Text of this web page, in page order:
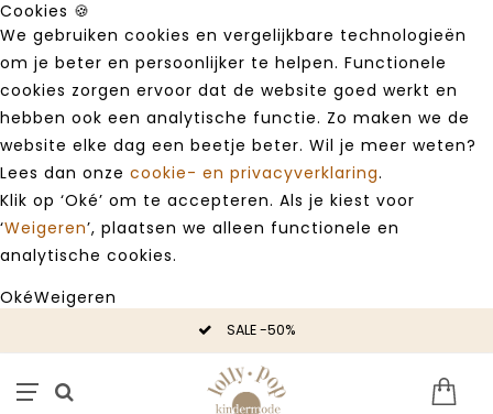
Cookies 🍪
We gebruiken cookies en vergelijkbare technologieën
om je beter en persoonlijker te helpen. Functionele
cookies zorgen ervoor dat de website goed werkt en
hebben ook een analytische functie. Zo maken we de
website elke dag een beetje beter. Wil je meer weten?
Lees dan onze cookie- en privacyverklaring.
Klik op ‘Oké’ om te accepteren. Als je kiest voor
‘Weigeren’, plaatsen we alleen functionele en
analytische cookies.
OkéWeigeren
SALE -50%